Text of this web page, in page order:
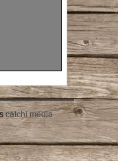
catchi media